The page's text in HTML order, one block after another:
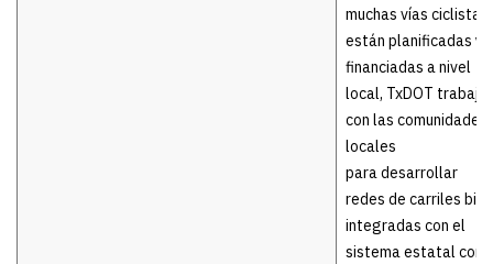
muchas vías ciclistas
están planificadas y
financiadas a nivel
local, TxDOT trabaja
con las comunidades
locales
para desarrollar
redes de carriles bici
integradas con el
sistema estatal con